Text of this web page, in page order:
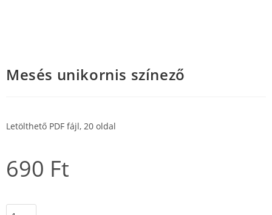
Mesés unikornis színező
Letölthető PDF fájl, 20 oldal
690 Ft